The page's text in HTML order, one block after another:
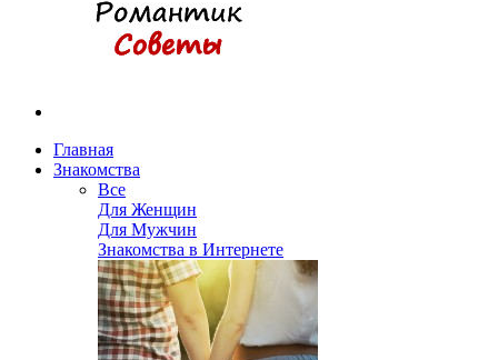
Главная
Знакомства
Все
Для Женщин
Для Мужчин
Знакомства в Интернете